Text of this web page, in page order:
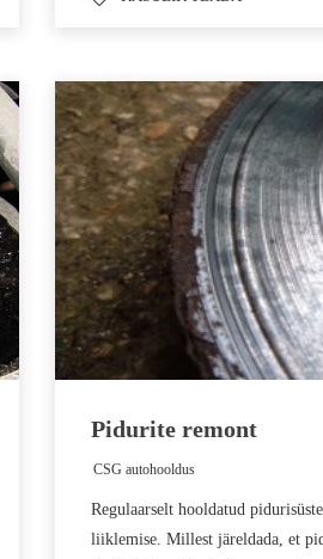
Pidurite remont
CSG autohooldus
Regulaarselt hooldatud
liiklemise. Millest järeldada, et